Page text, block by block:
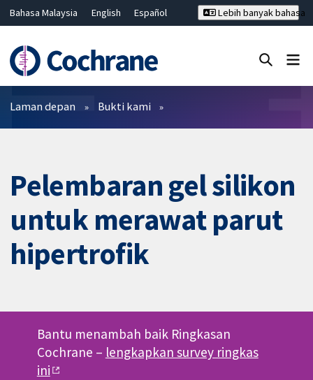
Bahasa Malaysia English
Español
Hrvatski
Deutsch ไทย
繁體中文
简体中文
Lebih banyak bahasa
Penapis
Laman depan Bukti kami
Pelembaran gel silikon
untuk merawat parut
hipertrofik
Bantu menambah baik Ringkasan
Cochrane – lengkapkan survey ringkas
ini